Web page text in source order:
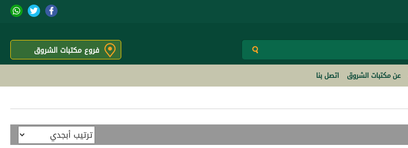
فروع مكتبات الشروق
عن مكتبات الشروق اتصل بنا